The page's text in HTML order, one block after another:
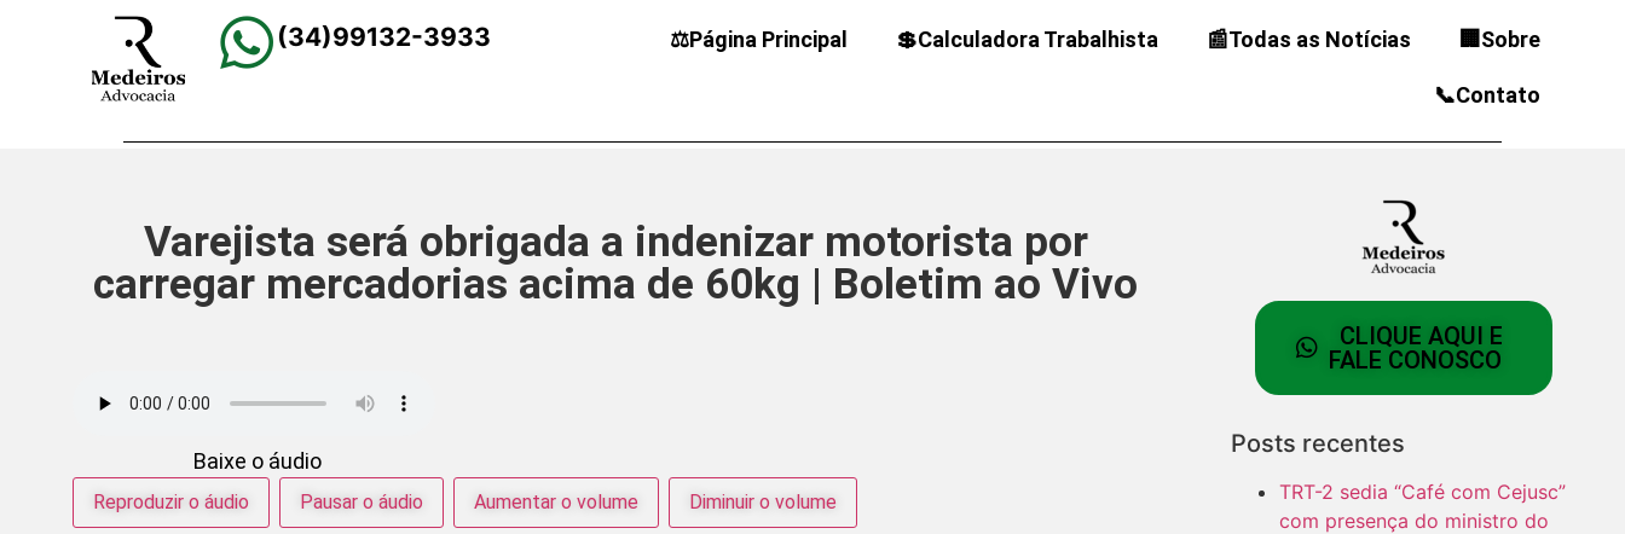
(34)99132-3933 ⚖️Página Principal 💲Calculadora Trabalhista 📰Todas as Notícias 🏢Sobre
📞Contato
Varejista será obrigada a indenizar motorista por
carregar mercadorias acima de 60kg | Boletim ao Vivo
Baixe o áudio
Reproduzir o áudio Pausar o áudio Aumentar o volume Diminuir o volume
CLIQUE AQUI E
FALE CONOSCO
Posts recentes
TRT-2 sedia “Café com Cejusc”
com presença do ministro do